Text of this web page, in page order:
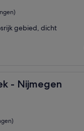
gebied, dicht
- Nijmegen